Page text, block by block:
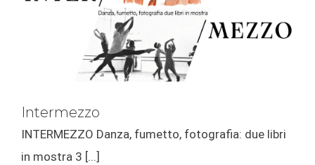
Intermezzo
INTERMEZZO Danza, fumetto, fotografia: due libri
in mostra 3 [...]